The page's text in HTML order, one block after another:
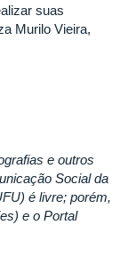
suas
Murilo Vieira,
e outros
Social da
é livre; porém,
e o Portal